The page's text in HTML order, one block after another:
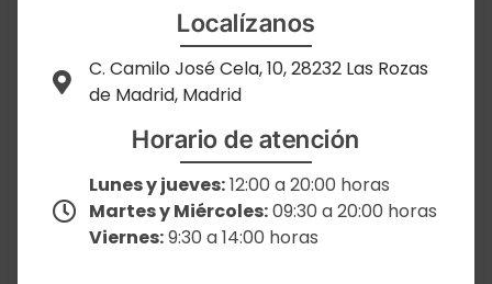
Localízanos
C. Camilo José Cela, 10, 28232 Las Rozas
de Madrid, Madrid
Horario de atención
Lunes y jueves:12:00 a 20:00 horas
Martes y Miércoles:09:30 a 20:00 horas
Viernes:9:30 a 14:00 horas